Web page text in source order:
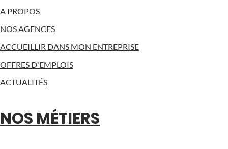
A PROPOS
NOS AGENCES
ACCUEILLIR DANS MON ENTREPRISE
OFFRES D'EMPLOIS
ACTUALITÉS
NOS MÉTIERS